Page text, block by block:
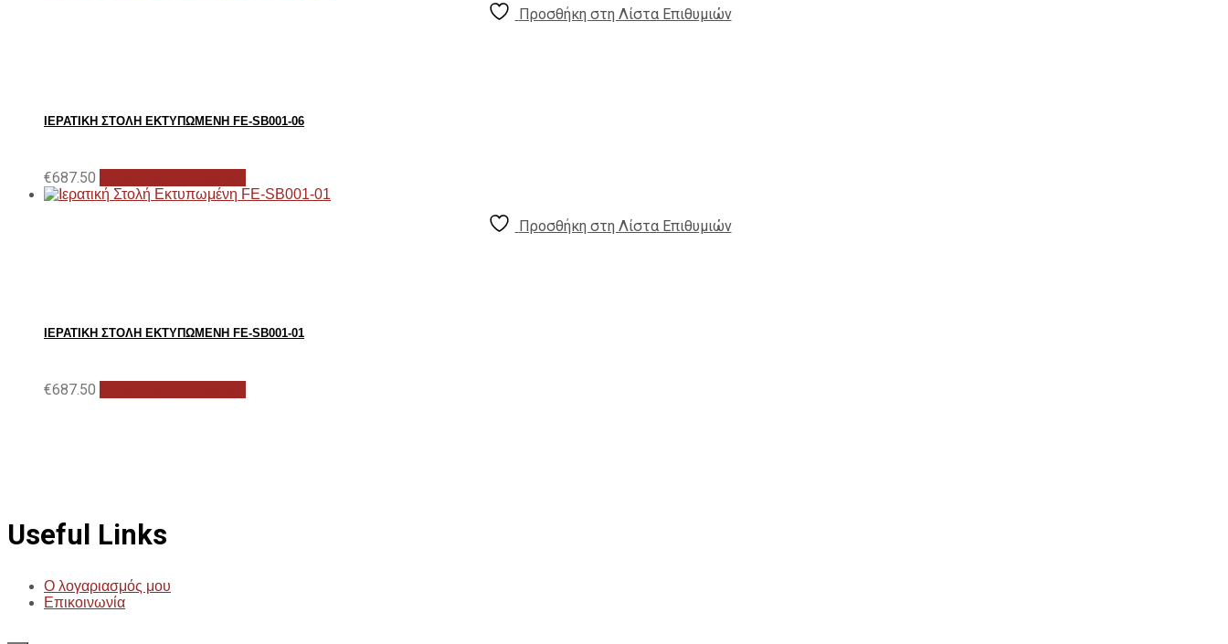
Προσθήκη στη Λίστα Επιθυμιών
ΙΕΡΑΤΙΚΉ ΣΤΟΛΉ ΕΚΤΥΠΩΜΈΝΗ FE-SB001-06
€687.50
Προσθήκη στη Λίστα Επιθυμιών
ΙΕΡΑΤΙΚΉ ΣΤΟΛΉ ΕΚΤΥΠΩΜΈΝΗ FE-SB001-01
€687.50
Useful Links
Ο λογαριασμός μου
Επικοινωνία